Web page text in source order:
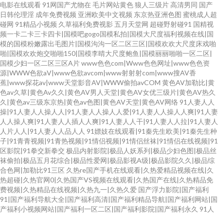
电影在线观看 91网国产尤物在 毛片网站黄色狼人三级片 高清男同 国产
日韩伦理淫 成年免费视频 亚洲欧美中文视频 东京热亚洲色图 蜜桃成人超
碰网 91精品小视频 久草福利免费视影 五月天堂网 超碰野射碰91 国精视
频一卡二卡三卡四卡|国模吧gogo国模私拍|国模大尺度福利视频在线|国
模的国模粉嫩露出毛图片|国模沟沟一区二区三区|国模欢欢大尺度床戏啪
啪|国模欢欢炮交啪啪150|国模李晴大尺度鲍鱼|国模丽丽啪啪一区二区|
国模少妇一区二区三区A片www色色com|Www色色网址|www色色资
源|WWW色欲aV|www色欲avcom|www射射射com|www搜AV香
蕉|www探花av|www天堂影音AV|WWW偷拍avCOM 黄色AV加勒比|黄
色av久草|黄色Av久久|黄色AV男人天堂|黄色AV女优三级片|黄色AV热久
久|黄色av三级东京热|黄色av色图|黄色AV天堂|黄色AV网络 91人妻人人
操|91人妻人人操人人|91人妻人人操人人爱|91人妻人人操人人爽|91人妻
人人操人爽|91人妻人人插人人爽|91人妻人人干|91人妻人人拉|91人妻人
人片人人|91人妻人人品人人 91嫖妓在线观看|91秦先生欧美|91秦先生种
子|91青青视频|91青热视频|91情侣视频|91情侣丝袜|91情侣在线视频|91
区影院|91拳交新拳交 极品内射影院|极品人妖系列|极品少妇色图|极品丝
袜偷拍|极品五月花综合|极品性爱网|极品影视A级|极品影院久久|极品综
合色网|加勒比91三区 久热re国产手机在线观看|久热爱精品视频在线|久
热超碰|久热官网0|久热国产VS视频在线观看|久热国产在线|久热精品免
费视频|久热精品在线视频|久热九一|久热久爱 国产浮力影院|国产福利
91|国产福利导航大全|国产福利高清|国产福利精品导航|国产福利网站|国
产福利小视频网站|国产福利一区二区|国产福利影院|国产福利永久 91人